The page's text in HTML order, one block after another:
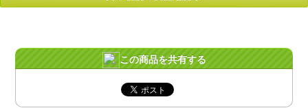
この商品を共有する